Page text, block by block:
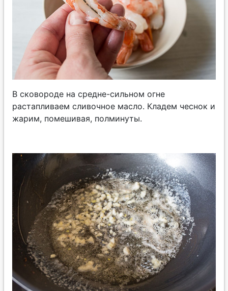
В сковороде на средне-сильном огне
растапливаем сливочное масло. Кладем чеснок и
жарим, помешивая, полминуты.